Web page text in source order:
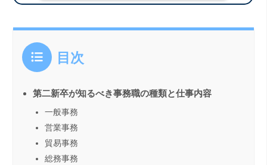
目次
第二新卒が知るべき事務職の種類と仕事内容
一般事務
営業事務
貿易事務
総務事務